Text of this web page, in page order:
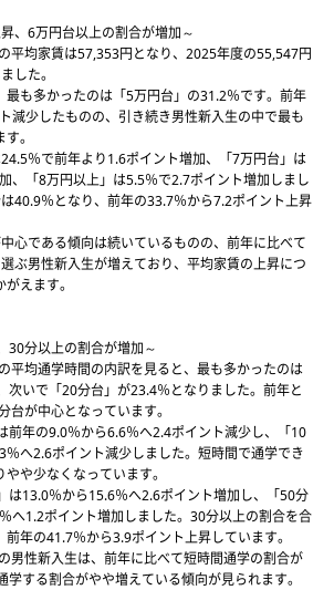
、6万円台以上の割合が増加～
平均家賃は57,353円となり、2025年度の55,547円
した。
最も多かったのは「5万円台」の31.2％です。前年
減少したものの、引き続き男性新入生の中で最も
。
％で前年より1.6ポイント増加、「7万円台」は
、「8万円以上」は5.5％で2.7ポイント増加しまし
40.9％となり、前年の33.7％から7.2ポイント上昇
心である傾向は続いているものの、前年に比べて
ぶ男性新入生が増えており、平均家賃の上昇につ
えます。
30分以上の割合が増加～
平均通学時間の内訳を見ると、最も多かったのは
次いで「20分台」が23.4％となりました。前年と
台が中心となっています。
前年の9.0％から6.6％へ2.4ポイント減少し、「10
へ2.6ポイント減少しました。短時間で通学でき
や少なくなっています。
は13.0％から15.6％へ2.6ポイント増加し、「50分
へ1.2ポイント増加しました。30分以上の割合を合
年の41.7％から3.9ポイント上昇しています。
男性新入生は、前年に比べて短時間通学の割合が
する割合がやや増えている傾向が見られます。